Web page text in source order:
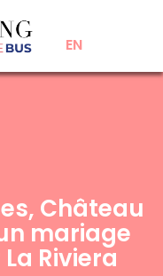
EN
Château
mariage
Riviera